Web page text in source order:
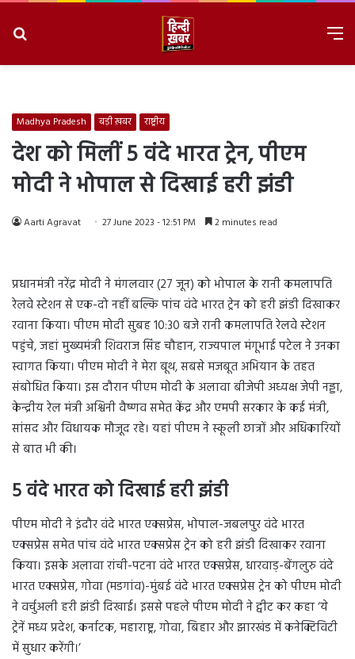
Madhya Pradesh बड़ी ख़बर राष्ट्रीय
देश को मिलीं 5 वंदे भारत ट्रेन, पीएम
मोदी ने भोपाल से दिखाई हरी झंडी
Aarti Agravat 27 June 2023 - 12:51 PM 2 minutes read
प्रधानमंत्री नरेंद्र मोदी ने मंगलवार (27 जून) को भोपाल के रानी कमलापति
रेलवे स्टेशन से एक-दो नहीं बल्कि पांच वंदे भारत ट्रेन को हरी झंडी दिखाकर
रवाना किया। पीएम मोदी सुबह 10:30 बजे रानी कमलापति रेलवे स्टेशन
पहुंचे, जहां मुख्यमंत्री शिवराज सिंह चौहान, राज्यपाल मंगूभाई पटेल ने उनका
स्वागत किया। पीएम मोदी ने मेरा बूथ, सबसे मजबूत अभियान के तहत
संबोधित किया। इस दौरान पीएम मोदी के अलावा बीजेपी अध्यक्ष जेपी नड्डा,
केन्द्रीय रेल मंत्री अश्विनी वैष्णव समेत केंद्र और एमपी सरकार के कई मंत्री,
सांसद और विधायक मौजूद रहे। यहां पीएम ने स्कूली छात्रों और अधिकारियों
से बात भी की।
5 वंदे भारत को दिखाई हरी झंडी
पीएम मोदी ने इंदौर वंदे भारत एक्सप्रेस, भोपाल-जबलपुर वंदे भारत
एक्सप्रेस समेत पांच वंदे भारत एक्सप्रेस ट्रेन को हरी झंडी दिखाकर रवाना
किया। इसके अलावा रांची-पटना वंदे भारत एक्सप्रेस, धारवाड़-बेंगलुरु वंदे
भारत एक्सप्रेस, गोवा (मडगांव)-मुंबई वंदे भारत एक्सप्रेस ट्रेन को पीएम मोदी
ने वर्चुअली हरी झंडी दिखाई। इससे पहले पीएम मोदी ने ट्वीट कर कहा ‘ये
ट्रेनें मध्य प्रदेश, कर्नाटक, महाराष्ट्र, गोवा, बिहार और झारखंड में कनेक्टिविटी
में सुधार करेंगी।’